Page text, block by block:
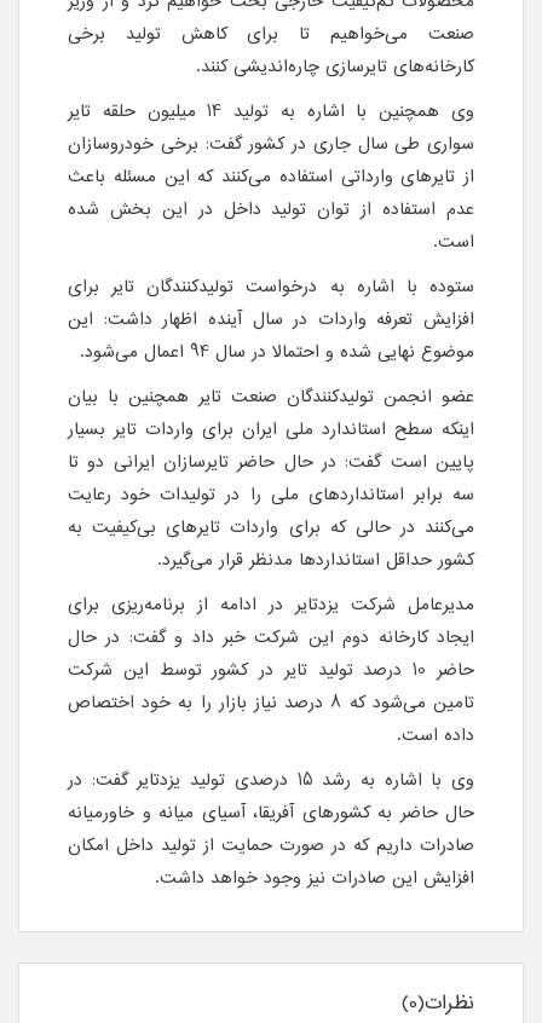
صنعت می‌خواهیم تا برای کاهش تولید برخی
کارخانه‌های تایرسازی چاره‌اندیشی کنند.
وی همچنین با اشاره به تولید 14 میلیون حلقه تایر
سواری طی سال جاری در کشور گفت: برخی خودروسازان
از تایرهای وارداتی استفاده می‌کنند که این مسئله باعث
عدم استفاده از توان تولید داخل در این بخش شده
است.
ستوده با اشاره به درخواست تولیدکنندگان تایر برای
افزایش تعرفه واردات در سال آینده اظهار داشت: این
موضوع نهایی شده و احتمالا در سال 94 اعمال می‌شود.
عضو انجمن تولیدکنندگان صنعت تایر همچنین با بیان
اینکه سطح استاندارد ملی ایران برای واردات تایر بسیار
پایین است گفت: در حال حاضر تایرسازان ایرانی دو تا
سه برابر استانداردهای ملی را در تولیدات خود رعایت
می‌کنند در حالی که برای واردات تایرهای بی‌کیفیت به
کشور حداقل استانداردها مدنظر قرار می‌گیرد.
مدیرعامل شرکت یزدتایر در ادامه از برنامه‌ریزی برای
ایجاد کارخانه دوم این شرکت خبر داد و گفت: در حال
حاضر 10 درصد تولید تایر در کشور توسط این شرکت
تامین می‌شود که 8 درصد نیاز بازار را به خود اختصاص
داده است.
وی با اشاره به رشد 15 درصدی تولید یزدتایر گفت: در
حال حاضر به کشورهای آفریقا، آسیای میانه و خاورمیانه
صادرات داریم که در صورت حمایت از تولید داخل امکان
افزایش این صادرات نیز وجود خواهد داشت.
نظرات(0)